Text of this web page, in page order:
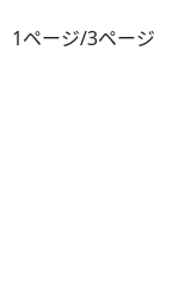
1ページ/3ページ